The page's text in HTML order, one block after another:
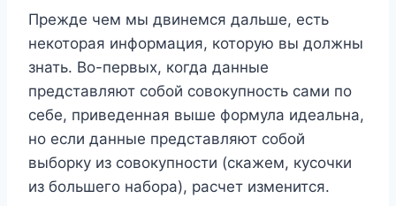
Прежде чем мы двинемся дальше, есть
некоторая информация, которую вы должны
знать. Во-первых, когда данные
представляют собой совокупность сами по
себе, приведенная выше формула идеальна,
но если данные представляют собой
выборку из совокупности (скажем, кусочки
из большего набора), расчет изменится.